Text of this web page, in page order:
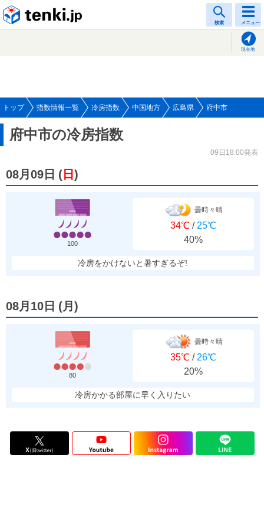
検索 メニュー
現在地
トップ 指数情報一覧 冷房指数 中国地方 広島県 府中市
府中市の冷房指数
09日18:00発表
08月09日 ( 日 )
100
曇時々晴
34℃ / 25℃
40%
冷房をかけないと暑すぎるぞ!
08月10日 (月 )
80
曇時々晴
35℃ / 26℃
20%
冷房かかる部屋に早く入りたい